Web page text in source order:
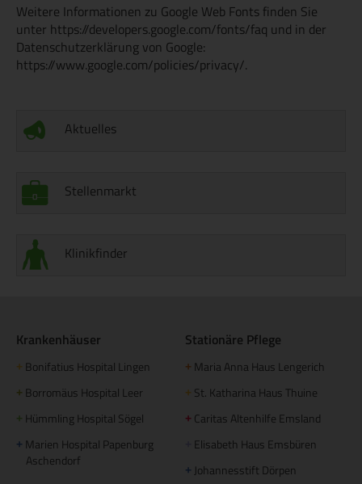
Weitere Informationen zu Google Web Fonts finden Sie
unter https://developers.google.com/fonts/faq und in der
Datenschutzerklärung von Google:
https://www.google.com/policies/privacy/.
Aktuelles
Stellenmarkt
Klinikfinder
Krankenhäuser
+ Bonifatius Hospital Lingen
+ Borromäus Hospital Leer
+ Hümmling Hospital Sögel
+ Marien Hospital Papenburg
Aschendorf
Stationäre Pflege
+ Maria Anna Haus Lengerich
+ St. Katharina Haus Thuine
+ Caritas Altenhilfe Emsland
Elisabeth Haus Emsbüren
+ Johannesstift Dörpen